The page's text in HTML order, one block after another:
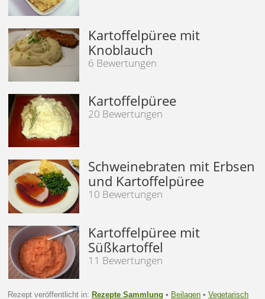
Kartoffelpüree mit
Knoblauch
6 Bewertungen
Kartoffelpüree
20 Bewertungen
Schweinebraten mit Erbsen
und Kartoffelpüree
10 Bewertungen
Kartoffelpüree mit
Süßkartoffel
11 Bewertungen
Rezept veröffentlicht in: Rezepte Sammlung • Beilagen • Vegetarisch